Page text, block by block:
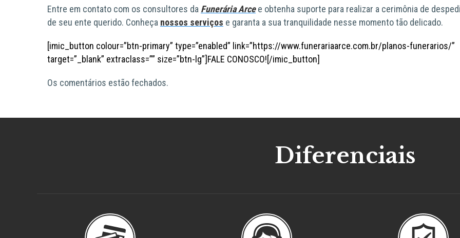
Entre em contato com os consultores da Funerária Arcee obtenha suporte para realizar a cerimônia de
de seu ente querido. Conheça nossos serviços e garanta a sua tranquilidade nesse momento tão delicado.
[imic_button colour=”btn-primary” type=”enabled” link=”https://www.funerariaarce.com.br/planos-funerarios/”
target=”_blank” extraclass=”” size=”btn-lg”]FALE CONOSCO![/imic_button]
Os comentários estão fechados.
Diferenciais